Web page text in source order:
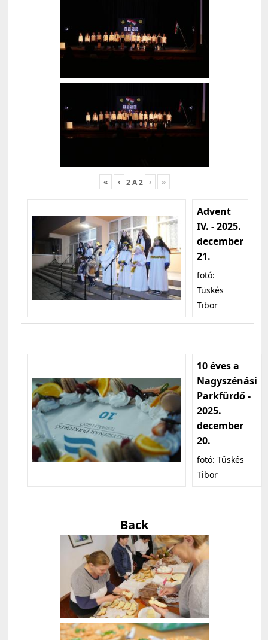
« ‹ 2A2 › »
Advent
IV. - 2025.
december
21.
fotó:
Tüskés
Tibor
10 éves a
Nagyszénási
Parkfürdő -
2025.
december
20.
fotó: Tüskés
Tibor
Back